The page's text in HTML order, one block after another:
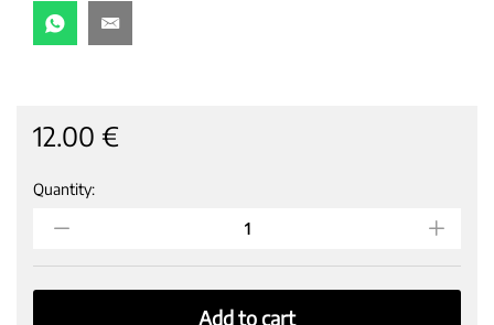
12.00 €
OLIO
1
BERTOLLI
Quantity:
Add to cart